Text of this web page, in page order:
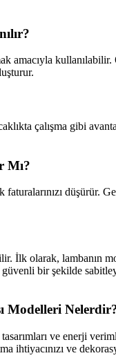
amacıyla
çalışma gibi
Mı?
düşürür.
İlk olarak,
bir şekilde
Modelleri
ve enerji
ve